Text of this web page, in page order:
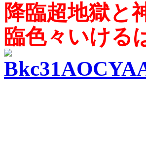
降臨超地獄と
臨色々いける